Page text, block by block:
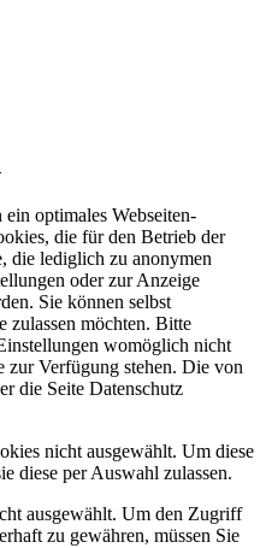
optimales Webseiten-
die für den Betrieb der
die lediglich zu anonymen
oder zur Anzeige
Sie können selbst
zulassen möchten. Bitte
womöglich nicht
zur Verfügung stehen. Die von
die Seite Datenschutz
nicht ausgewählt. Um diese
diese per Auswahl zulassen.
ausgewählt. Um den Zugriff
zu gewähren, müssen Sie